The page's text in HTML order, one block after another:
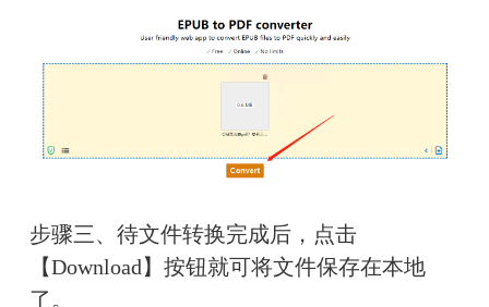
步骤三、待文件转换完成后，点击
【Download】按钮就可将文件保存在本地
了。